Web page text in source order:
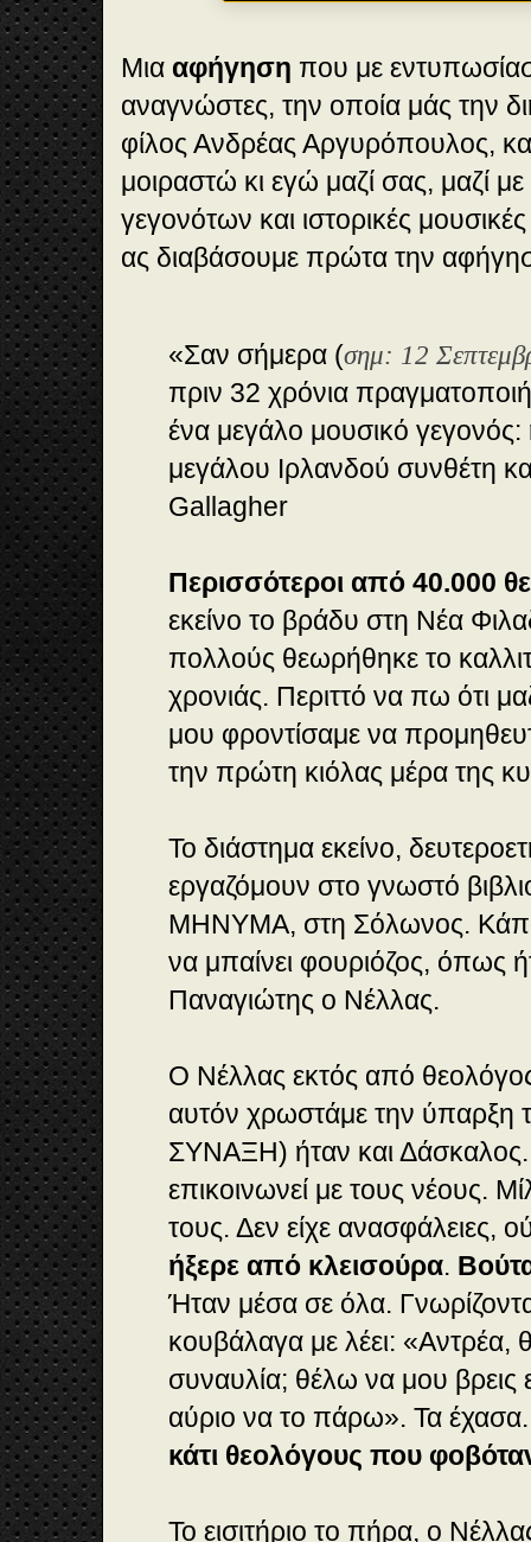
Μια αφήγηση που με
αναγνώστες, την οποία μάς την
φίλος Ανδρέας Αργυρόπουλος,
μοιραστώ κι εγώ μαζί σας, μαζί
γεγονότων και ιστορικές
ας διαβάσουμε πρώτα την
«Σαν σήμερα (σημ: 12
πριν 32 χρόνια
ένα μεγάλο μουσικό
μεγάλου Ιρλανδού συνθέτη
Gallagher
Περισσότεροι από 40.000
εκείνο το βράδυ στη Νέα
πολλούς θεωρήθηκε το
χρονιάς. Περιττό να πω ότι
μου φροντίσαμε να
την πρώτη κιόλας μέρα της
Το διάστημα εκείνο,
εργαζόμουν στο γνωστό
ΜΗΝΥΜΑ, στη Σόλωνος.
να μπαίνει φουριόζος, όπως
Παναγιώτης ο Νέλλας.
Ο Νέλλας εκτός από
αυτόν χρωστάμε την ύπαρξη
ΣΥΝΑΞΗ) ήταν και
επικοινωνεί με τους νέους.
τους. Δεν είχε ανασφάλειες,
ήξερε από κλεισούρα.
Ήταν μέσα σε όλα.
κουβάλαγα με λέει: «Αντρέα,
συναυλία; θέλω να μου βρεις
αύριο να το πάρω». Τα
κάτι θεολόγους που
Το εισιτήριο το πήρα, ο